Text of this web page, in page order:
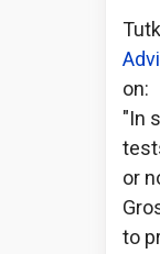
on:
"In
or
to